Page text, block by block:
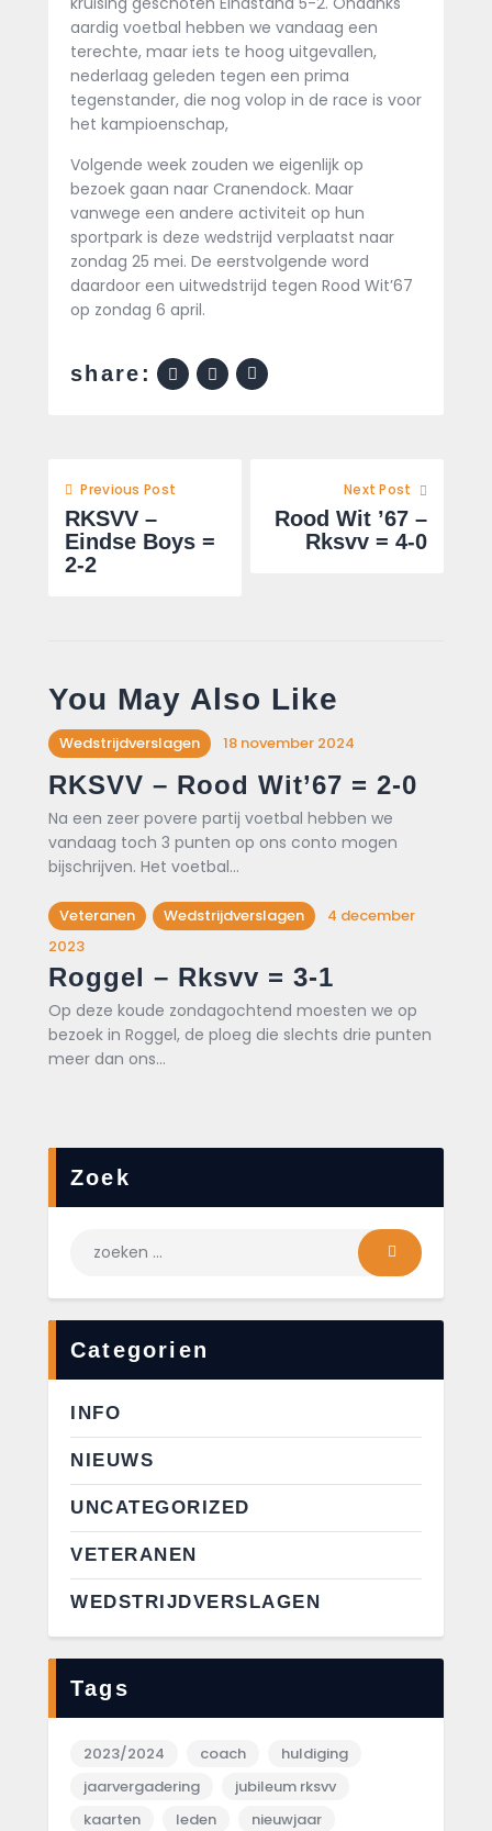
aardig voetbal hebben we vandaag een
terechte, maar iets te hoog uitgevallen,
nederlaag geleden tegen een prima
tegenstander, die nog volop in de race is voor
het kampioenschap,
Volgende week zouden we eigenlijk op
bezoek gaan naar Cranendock. Maar
vanwege een andere activiteit op hun
sportpark is deze wedstrijd verplaatst naar
zondag 25 mei. De eerstvolgende word
daardoor een uitwedstrijd tegen Rood Wit’67
op zondag 6 april.
share:
Previous Post
RKSVV –
Eindse Boys =
2-2
Next Post
Rood Wit ’67 –
Rksvv = 4-0
You May Also Like
Wedstrijdverslagen 18 november 2024
RKSVV – Rood Wit’67 = 2-0
Na een zeer povere partij voetbal hebben we
vandaag toch 3 punten op ons conto mogen
bijschrijven. Het voetbal…
Veteranen Wedstrijdverslagen
4 december
2023
Roggel – Rksvv = 3-1
Op deze koude zondagochtend moesten we op
bezoek in Roggel, de ploeg die slechts drie punten
meer dan ons…
Zoek
Categorien
INFO
NIEUWS
UNCATEGORIZED
VETERANEN
WEDSTRIJDVERSLAGEN
Tags
2023/2024 coach
huldiging
jaarvergadering
jubileum rksvv
kaarten
leden nieuwjaar